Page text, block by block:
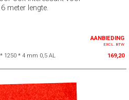
meter lengte.
AANBIEDING
EXCL. BTW
1250 * 4 mm 0,5 AL 169,20